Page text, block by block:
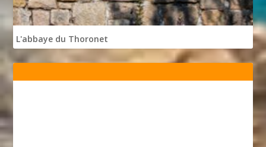
L'abbaye du Thoronet